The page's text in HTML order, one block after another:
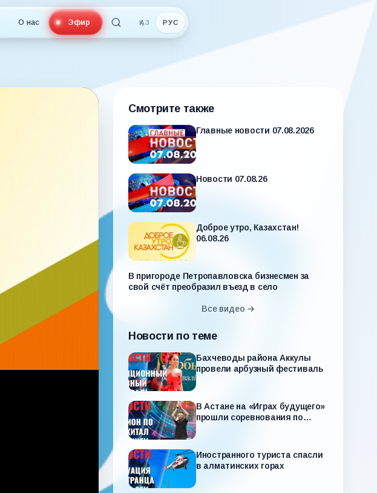
О нас Эфир ҚАЗ РУС
Смотрите также
Главные новости 07.08.2026
Новости 07.08.26
Доброе утро, Казахстан!
06.08.26
В пригороде Петропавловска бизнесмен за
свой счёт преобразил въезд в село
Все видео →
Новости по теме
Бахчеводы района Аккулы
провели арбузный фестиваль
В Астане на «Играх будущего»
прошли соревнования по
Иностранного туриста спасли
в алматинских горах